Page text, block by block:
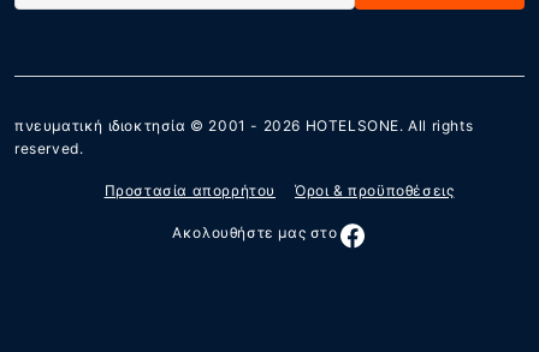
πνευματική ιδιοκτησία © 2001 - 2026 HOTELSONE. All rights
reserved.
Προστασία απορρήτου Όροι & προϋποθέσεις
Ακολουθήστε μας στο